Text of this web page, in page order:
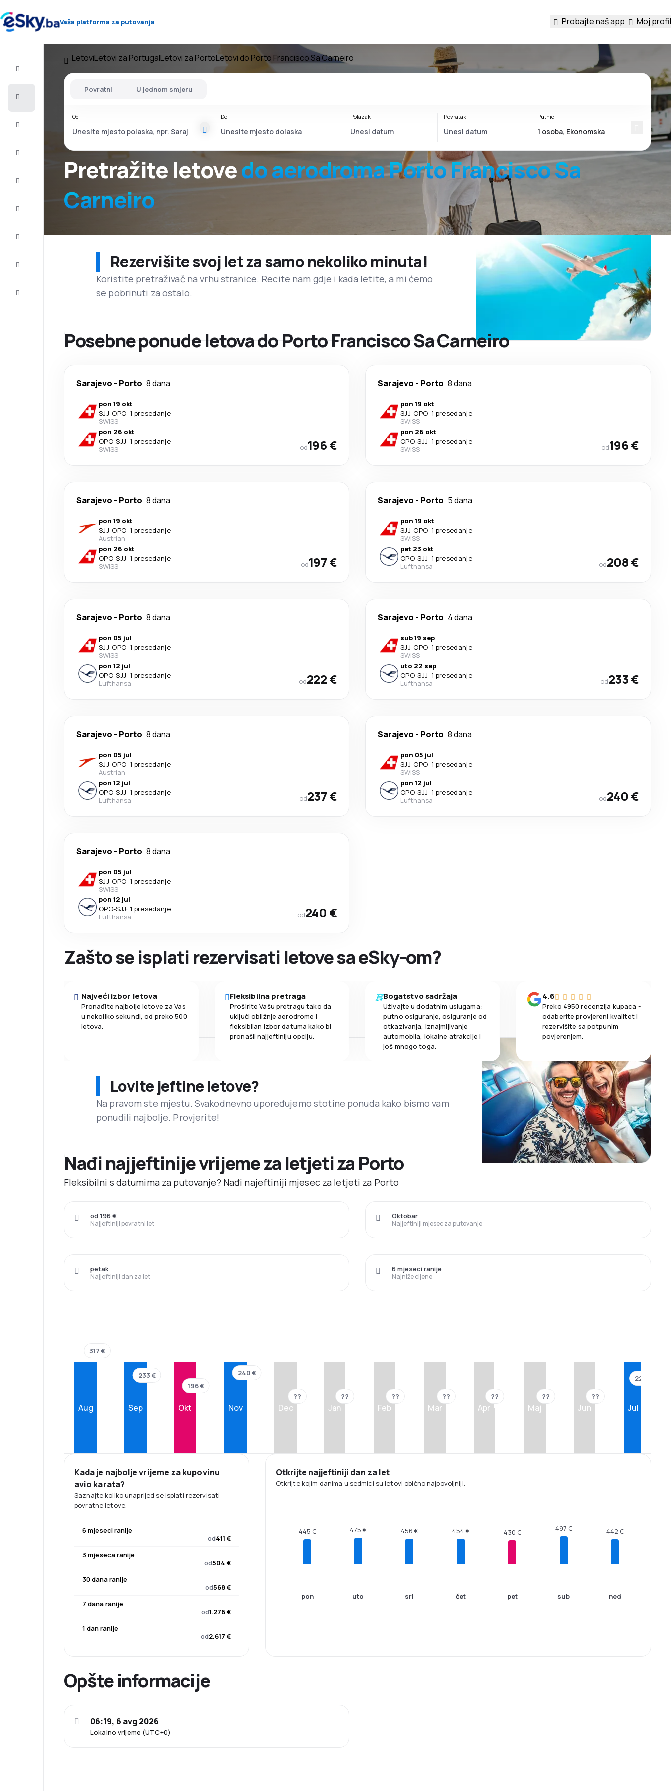
Vaša platforma za putovanja Probajte naš app Moj profil
Dovršite
LetoviLetovi za PortugalLetovi za PortoLetovi do Porto Francisco Sa Carneiro
Pretražite letovedoaerodromaPorto Francisco Sa
Carneiro
Povratni U jednom smjeru
Od Do Polazak Povratak Putnici
Rezervišite svoj let za samo nekoliko minuta!
Koristite pretraživač na vrhu stranice. Recite nam gdje i kada letite, a mi ćemo
se pobrinuti za ostalo.
Posebne ponude letova do Porto Francisco Sa Carneiro
Sarajevo - Porto 8 dana
pon 19 okt
SJJ-OPO· 1 presedanje
SWISS
pon 26 okt
OPO-SJJ· 1 presedanje
SWISS
od196 €
Sarajevo - Porto 8 dana
pon 19 okt
SJJ-OPO· 1 presedanje
SWISS
pon 26 okt
OPO-SJJ· 1 presedanje
SWISS
od196 €
Sarajevo - Porto 8 dana
pon 19 okt
SJJ-OPO· 1 presedanje
Austrian
pon 26 okt
OPO-SJJ· 1 presedanje
SWISS
od197 €
Sarajevo - Porto 5 dana
pon 19 okt
SJJ-OPO· 1 presedanje
SWISS
pet 23 okt
OPO-SJJ· 1 presedanje
Lufthansa
od208 €
Sarajevo - Porto 8 dana
pon 05 jul
SJJ-OPO· 1 presedanje
SWISS
pon 12 jul
OPO-SJJ· 1 presedanje
Lufthansa
od222 €
Sarajevo - Porto 4 dana
sub 19 sep
SJJ-OPO· 1 presedanje
SWISS
uto 22 sep
OPO-SJJ· 1 presedanje
Lufthansa
od233 €
Sarajevo - Porto 8 dana
pon 05 jul
SJJ-OPO· 1 presedanje
Austrian
pon 12 jul
OPO-SJJ· 1 presedanje
Lufthansa
od237 €
Sarajevo - Porto 8 dana
pon 05 jul
SJJ-OPO· 1 presedanje
SWISS
pon 12 jul
OPO-SJJ· 1 presedanje
Lufthansa
od240 €
Sarajevo - Porto 8 dana
pon 05 jul
SJJ-OPO· 1 presedanje
SWISS
pon 12 jul
OPO-SJJ· 1 presedanje
Lufthansa
od240 €
Zašto se isplati rezervisati letove sa eSky-om?
Najveći izbor letova
Pronađite najbolje letove za Vas
u nekoliko sekundi, od preko 500
letova.
Fleksibilna pretraga
Proširite Vašu pretragu tako da
uključi obližnje aerodrome i
fleksibilan izbor datuma kako bi
pronašli najjeftiniju opciju.
Bogatstvo sadržaja
Uživajte u dodatnim uslugama:
putno osiguranje, osiguranje od
otkazivanja, iznajmljivanje
automobila, lokalne atrakcije i
još mnogo toga.
4.6
Preko 4950 recenzija kupaca -
odaberite provjereni kvalitet i
rezervišite sa potpunim
povjerenjem.
Lovite jeftine letove?
Na pravom ste mjestu. Svakodnevno upoređujemo stotine ponuda kako bismo vam
ponudili najbolje. Provjerite!
Nađi najjeftinije vrijeme za letjeti za Porto
Fleksibilni s datumima za putovanje? Nađi najeftiniji mjesec za letjeti za Porto
Najjeftiniji povratni let
od 196 €
Najjeftiniji mjesec za putovanje
Oktobar
Najjeftiniji dan za let
petak
Najniže cijene
6 mjeseci ranije
Aug
317 €
Sep
233 €
Okt
196 €
Nov
240 €
Dec
??
Jan
??
Feb
??
Mar
??
Apr
??
Maj
??
Jun
??
Jul
221 €
Kada je najbolje vrijeme za kupovinu
avio karata?
Saznajte koliko unaprijed se isplati rezervisati
povratne letove.
6 mjeseci ranije
od411 €
3 mjeseca ranije
od504 €
30 dana ranije
od568 €
7 dana ranije
od1.276 €
1 dan ranije
od2.617 €
Otkrijte najjeftiniji dan za let
Otkrijte kojim danima u sedmici su letovi obično najpovoljniji.
445 €
pon
475 €
uto
456 €
sri
454 €
čet
430 €
pet
497 €
sub
442 €
ned
Opšte informacije
Lokalno vrijeme (UTC+0)
06:19, 6 avg 2026